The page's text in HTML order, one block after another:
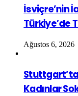
İsviçre’nin
Türkiye’de
Ağustos 6, 2026
Stuttgart’ta
Kadınlar